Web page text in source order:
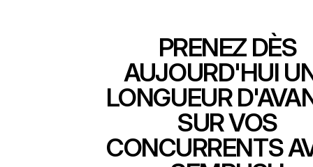
PRENEZ DÈS
AUJOURD'HUI
LONGUEUR
SUR VOS
CONCURRENTS